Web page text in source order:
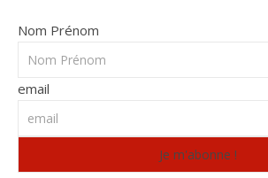
Nom Prénom
email